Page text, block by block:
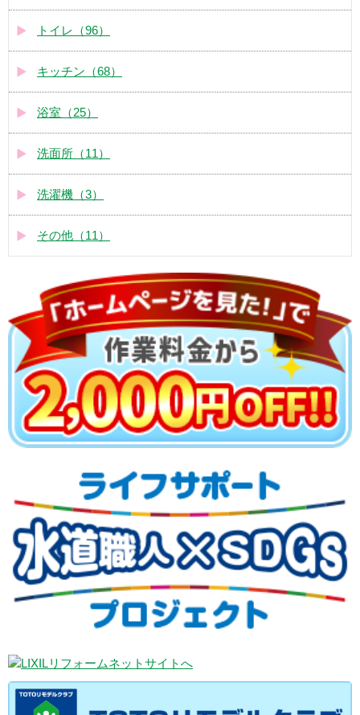
トイレ（96）
キッチン（68）
浴室（25）
洗面所（11）
洗濯機（3）
その他（11）